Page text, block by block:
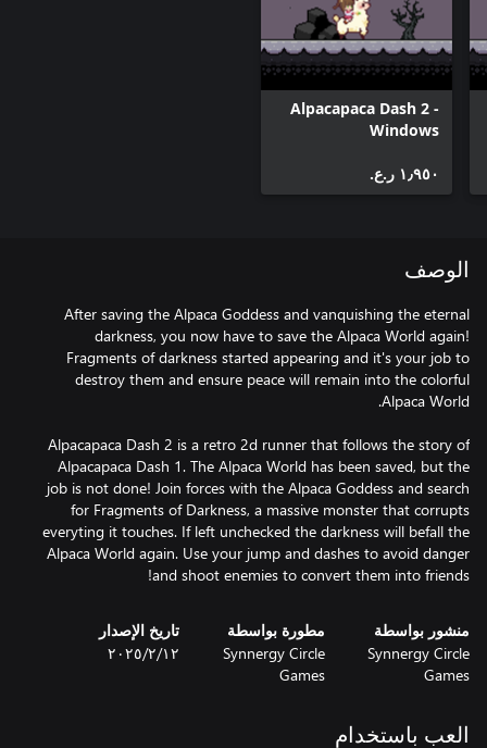
Alpacapaca Dash 2 -
Windows
١٫٩٥٠ ر.ع.‏
الوصف
After saving the Alpaca Goddess and vanquishing the eternal
darkness, you now have to save the Alpaca World again!
Fragments of darkness started appearing and it's your job to
destroy them and ensure peace will remain into the colorful
Alpacapaca Dash 2 is a retro 2d runner that follows the story of
Alpacapaca Dash 1. The Alpaca World has been saved, but the
job is not done! Join forces with the Alpaca Goddess and search
for Fragments of Darkness, a massive monster that corrupts
everyting it touches. If left unchecked the darkness will befall the
Alpaca World again. Use your jump and dashes to avoid danger
and shoot enemies to convert them into friends!
منشور بواسطة
Synnergy Circle
Games
مطورة بواسطة
Synnergy Circle
Games
تاريخ الإصدار
١٢‏/٢‏/٢٠٢٥
العب باستخدام